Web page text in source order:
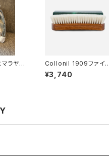
マラヤ
リアン
Collonil 1909ファイ
ポリッシングブラシ
¥3,740